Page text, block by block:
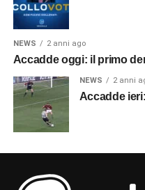
NEWS 2 anni ago
Accadde oggi: il primo
NEWS 2 anni
Accadde